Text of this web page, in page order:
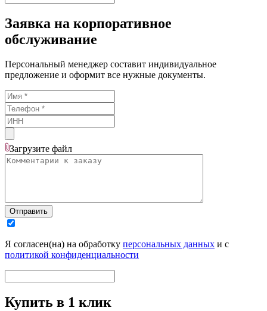
Заявка на корпоративное
обслуживание
Персональный менеджер составит индивидуальное
предложение и оформит все нужные документы.
Загрузите файл
Отправить
Я согласен(на) на обработку персональных данных и с
политикой конфиденциальности
Купить в 1 клик